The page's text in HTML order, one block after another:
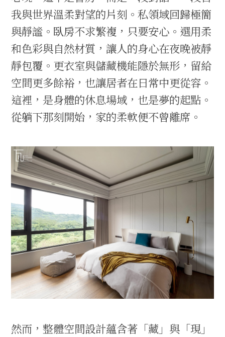
我與世界溫柔對望的片刻。私領域回歸極簡
與靜謐。臥房不求繁複，只要安心。選用柔
和色彩與自然材質，讓人的身心在夜晚被靜
靜包覆。更衣室與儲藏機能隱於無形，留給
空間更多餘裕，也讓居者在日常中更從容。
這裡，是身體的休息場域，也是夢的起點。
從躺下那刻開始，家的柔軟便不曾離席。
然而，整體空間設計蘊含著「藏」與「現」